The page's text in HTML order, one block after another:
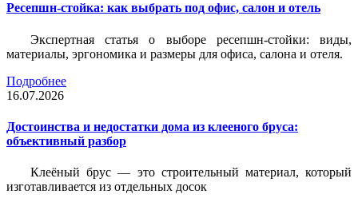
Ресепшн-стойка: как выбрать под офис, салон и отель
Экспертная статья о выборе ресепшн-стойки: виды,
материалы, эргономика и размеры для офиса, салона и отеля.
Подробнее
16.07.2026
Достоинства и недостатки дома из клееного бруса:
объективный разбор
Клеёный брус — это строительный материал, который
изготавливается из отдельных досок